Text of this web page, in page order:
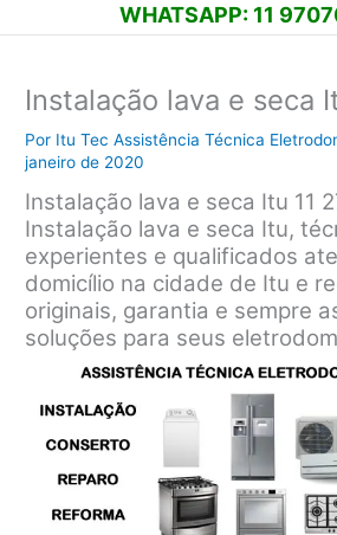
WHATSAPP: 11
Instalação lava e seca
Por Itu Tec Assistência Técnica
janeiro de 2020
Instalação lava e seca Itu 11
Instalação lava e seca Itu,
experientes e qualificados
domicílio na cidade de Itu e
originais, garantia e sempre
soluções para seus